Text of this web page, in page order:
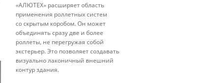
«АЛЮТЕХ» расширяет область
применения роллетных систем
со скрытым коробом. Он может
объединять сразу две и более
роллеты, не перегружая собой
экстерьер. Это позволяет создавать
визуально лаконичный внешний
контур здания.